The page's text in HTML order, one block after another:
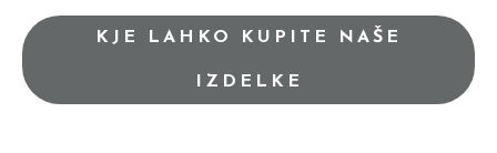
KJE LAHKO KUPITE NAŠE
IZDELKE